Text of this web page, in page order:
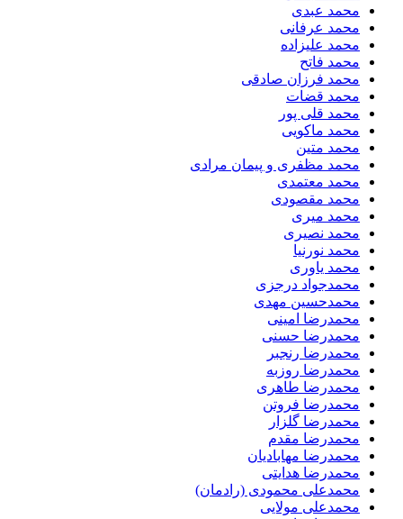
محمد عبدی
محمد عرفانی
محمد علیزاده
محمد فاتح
محمد فرزان صادقی
محمد قضات
محمد قلی پور
محمد ماکویی
محمد متین
محمد مظفری و پیمان مرادی
محمد معتمدی
محمد مقصودی
محمد میری
محمد نصیری
محمد نورنیا
محمد یاوری
محمدجواد درجزی
محمدحسین مهدی
محمدرضا امینی
محمدرضا حسنی
محمدرضا رنجبر
محمدرضا روزبه
محمدرضا طاهری
محمدرضا فروتن
محمدرضا گلزار
محمدرضا مقدم
محمدرضا مهابادیان
محمدرضا هدایتی
محمدعلی محمودی (رادمان)
محمدعلی مولایی